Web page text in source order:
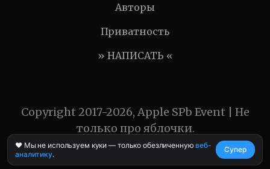
Авторы
Приватность
» НАПИСАТЬ «
Copyright 2017-2026, Apple SPb Event | Не
только про яблочки.
❤️ Мы не используем куки — только обезличеннуювеб-
аналитику.
Супер